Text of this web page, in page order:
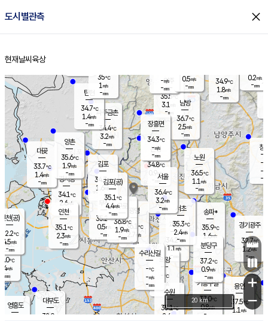
도시별관측 close
홈
현재날씨 육상
의도
℃
m/s
mm
영흥도
양주
35.5℃
3.1
-mm
과천
34.2℃
1.1m/s
- mm
용인
37.5℃
1.1 m/s
경기광주
32.7℃
1.2m/s
-mm
대부도
32.0
경서동
34.1℃
2.6 m/s
-mm
파주금촌
34.4℃
3.2m/s
-mm
34.9℃
1.8m/s
-mm
대곶
33.7℃
1.4m/s
-mm
창
-
-m/
-
탄현
34.7℃
1.4m/s
-mm
0.2m/s
-mm
의왕
- ℃
m/s
mm
김포
34.7℃
1.6 m/s
mm
광명
36.1
℃
2.7 m/s
-mm
부천
35.2℃
0.5m/s
-mm
양촌
35.6℃
1.9m/s
-mm
구로
36.8℃
1.9m/s
-mm
은평
34.8℃
0.9 m/s
- mm
노원
36.5℃
1.1 m/s
-mm
송파*
35.9℃
1.6m/s
-mm
서초
35.3℃
2.4m/s
-mm
남방
36.7℃
2.5m/s
-mm
기흥구갈
37.0℃
0.8m/s
-
수리산길
-℃
-m/s
-mm
분당구
37.2℃
0.9m/s
-mm
장흥면
34.3℃
-m/s
-mm
-m/s
-mm
인천(공)
32.2℃
4.5m/s
-mm
김포(공)
35.1℃
4.4m/s
-mm
수원
35.1℃
2.6 m/s
인천
35.1℃
2.3m/s
-mm
서울
36.4℃
3.2m/s
-mm
35℃
1 m/s
-mm
0.5m/s
-mm
+
−
20 km